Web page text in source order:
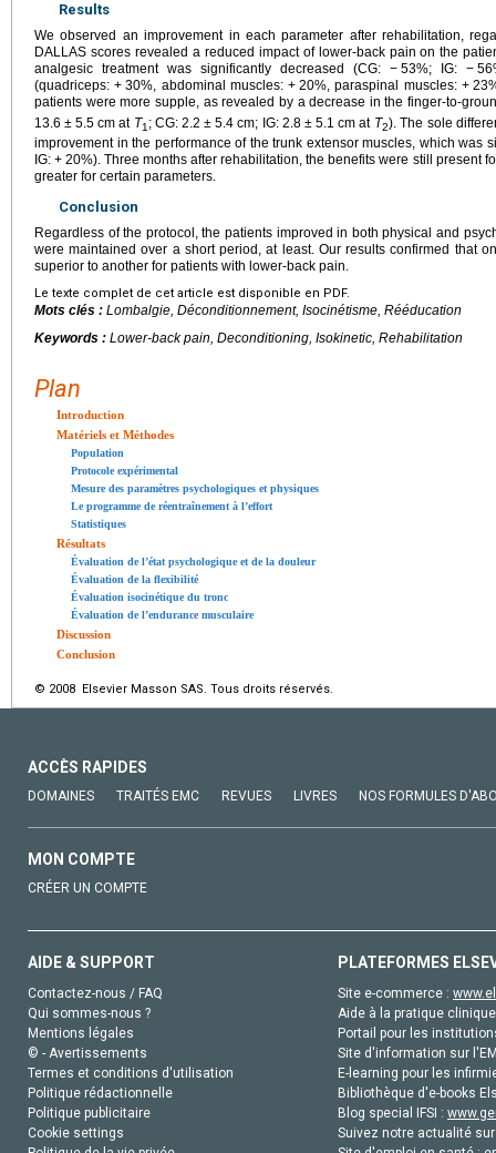
Results
We observed an improvement in each parameter after rehabilitation,
DALLAS scores revealed a reduced impact of lower-back pain on the
analgesic treatment was significantly decreased (CG: − 53%; IG: −
(quadriceps: + 30%, abdominal muscles: + 20%, paraspinal muscles: +
patients were more supple, as revealed by a decrease in the finger-to-
13.6 ± 5.5 cm at T1 ; CG: 2.2 ± 5.4 cm; IG: 2.8 ± 5.1 cm at T2). The sole
improvement in the performance of the trunk extensor muscles, which was
IG: + 20%). Three months after rehabilitation, the benefits were still present
greater for certain parameters.
Conclusion
Regardless of the protocol, the patients improved in both physical and
were maintained over a short period, at least. Our results confirmed that
superior to another for patients with lower-back pain.
Le texte complet de cet article est disponible en PDF.
Mots clés : Lombalgie, Déconditionnement, Isocinétisme, Rééducation
Keywords : Lower-back pain, Deconditioning, Isokinetic, Rehabilitation
Plan
Introduction
Matériels et Méthodes
Population
Protocole expérimental
Mesure des paramètres psychologiques et physiques
Le programme de réentraînement à l’effort
Statistiques
Résultats
Évaluation de l’état psychologique et de la douleur
Évaluation de la flexibilité
Évaluation isocinétique du tronc
Évaluation de l’endurance musculaire
Discussion
Conclusion
© 2008 Elsevier Masson SAS. Tous droits réservés.
ACCÈS RAPIDES
DOMAINES TRAITÉS EMC REVUES LIVRES NOS FORMULES
MON COMPTE
CRÉER UN COMPTE
AIDE & SUPPORT
Contactez-nous / FAQ
Qui sommes-nous ?
Mentions légales
© - Avertissements
Termes et conditions d'utilisation
Politique rédactionnelle
Politique publicitaire
Cookie settings
PLATEFORMES
Site e-commerce :
Aide à la pratique
Portail pour les
Site d'information sur
E-learning pour les
Bibliothèque d'e-books
Blog special IFSI :
Suivez notre actualité